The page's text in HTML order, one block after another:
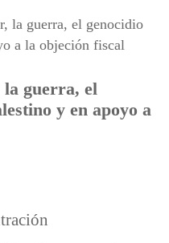
aquí
la guerra, el genocidio
a la objeción fiscal
guerra, el
y en apoyo a